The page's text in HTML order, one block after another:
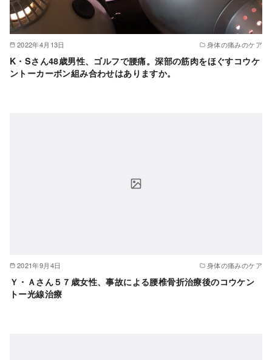
2022年4月13日 身体の痛みのケア
K・Sさん48歳男性、ゴルフで腰痛。深部の筋肉をほぐすコウケ
ントーカーボン組み合わせはありますか。
2021年9月4日 身体の痛みのケア
Ｙ・Ａさん５７歳女性、事故による腰椎骨折治療後のコウケン
トー光線治療